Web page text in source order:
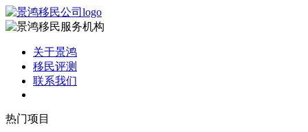
关于景鸿
移民评测
联系我们
热门项目